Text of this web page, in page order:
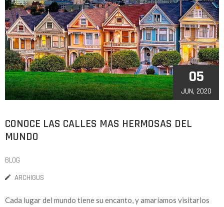
05
JUN, 2020
CONOCE LAS CALLES MAS HERMOSAS DEL
MUNDO
BLOG
ARCHIGUS
Cada lugar del mundo tiene su encanto, y amaríamos visitarlos